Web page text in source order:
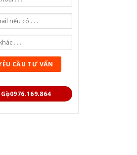
Gọi 0976.169.864